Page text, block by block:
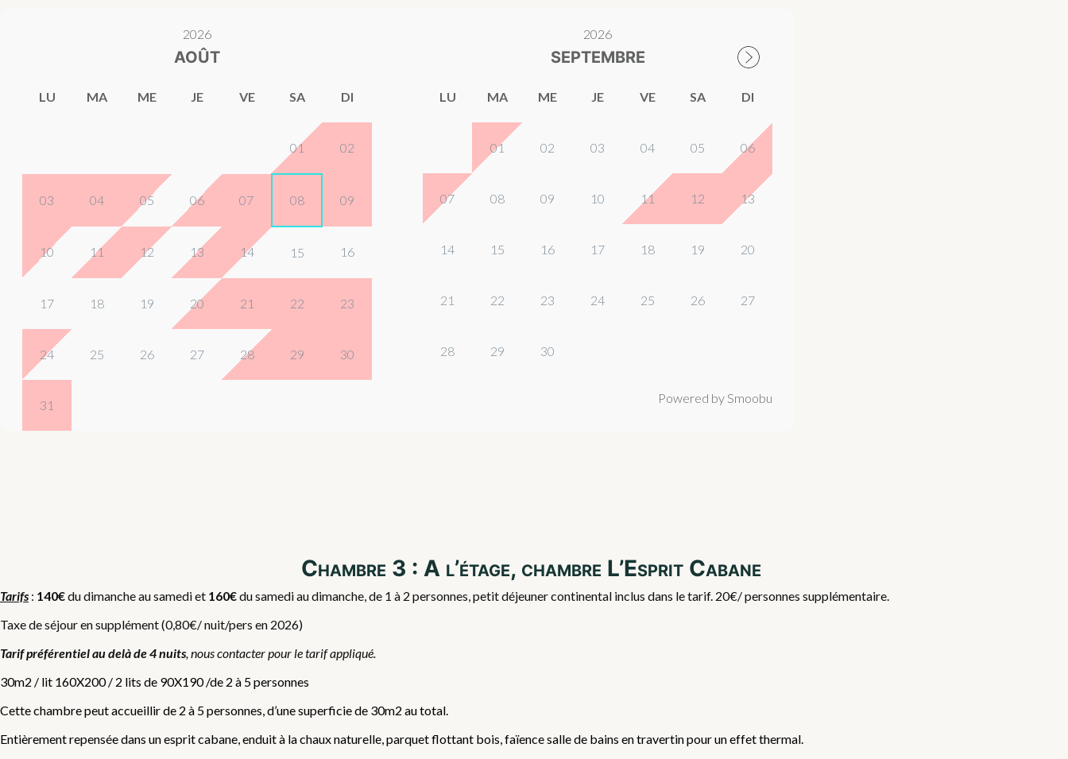
2026
AOÛT
LU MA ME JE VE SA DI
01 02
03 04 05 06 07 08 09
10 11 12 13 14 15 16
17 18 19 20 21 22 23
24 25 26 27 28 29 30
31
2026
SEPTEMBRE
LU MA ME JE VE SA DI
01 02 03 04 05 06
07 08 09 10 11 12 13
14 15 16 17 18 19 20
21 22 23 24 25 26 27
28 29 30
Powered by Smoobu
Chambre 3 : A l’étage, chambre L’Esprit Cabane
Tarifs : 140€du dimanche au samedi et 160€du samedi au dimanche, de 1 à 2 personnes, petit déjeuner continental inclus dans le tarif. 20€/ personnes supplémentaire.
Taxe de séjour en supplément (0,80€/ nuit/pers en 2026)
Tarif préférentiel au delà de 4 nuits, nous contacter pour le tarif appliqué.
30m2 / lit 160X200 / 2 lits de 90X190 /de 2 à 5 personnes
Cette chambre peut accueillir de 2 à 5 personnes, d’une superficie de 30m2 au total.
Entièrement repensée dans un esprit cabane, enduit à la chaux naturelle, parquet flottant bois, faïence salle de bains en travertin pour un effet thermal.